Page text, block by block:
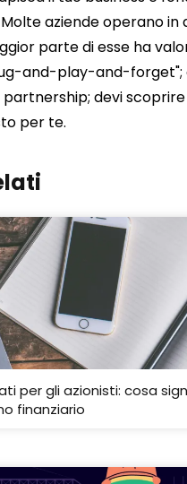
aziende operano in
parte di esse ha
and-play-and-forget";
devi
per te.
per gli azionisti: cosa
finanziario